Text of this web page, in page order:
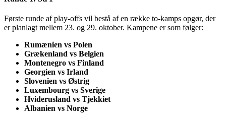
Første runde af play-offs vil bestå af en række to-kamps opgør, der
er planlagt mellem 23. og 29. oktober. Kampene er som følger:
Rumænien vs Polen
Grækenland vs Belgien
Montenegro vs Finland
Georgien vs Irland
Slovenien vs Østrig
Luxembourg vs Sverige
Hviderusland vs Tjekkiet
Albanien vs Norge